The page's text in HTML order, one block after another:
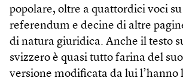
popolare, oltre a quattordici voci
referendum e decine di altre
di natura giuridica. Anche il testo
svizzero è quasi tutto farina del
versione modificata da lui l’hanno